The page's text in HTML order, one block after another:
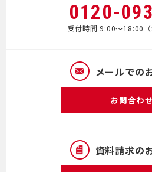
0120-
受付時間 9:00～18:00（
メールでの
お問合わせ
資料請求の